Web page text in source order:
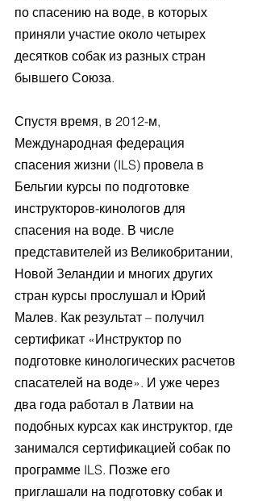
по спасению на воде, в которых
приняли участие около четырех
десятков собак из разных стран
бывшего Союза.
Спустя время, в 2012-м,
Международная федерация
спасения жизни (ILS) провела в
Бельгии курсы по подготовке
инструкторов-кинологов для
спасения на воде. В числе
представителей из Великобритании,
Новой Зеландии и многих других
стран курсы прослушал и Юрий
Малев. Как результат – получил
сертификат «Инструктор по
подготовке кинологических расчетов
спасателей на воде». И уже через
два года работал в Латвии на
подобных курсах как инструктор, где
занимался сертификацией собак по
программе ILS. Позже его
приглашали на подготовку собак и